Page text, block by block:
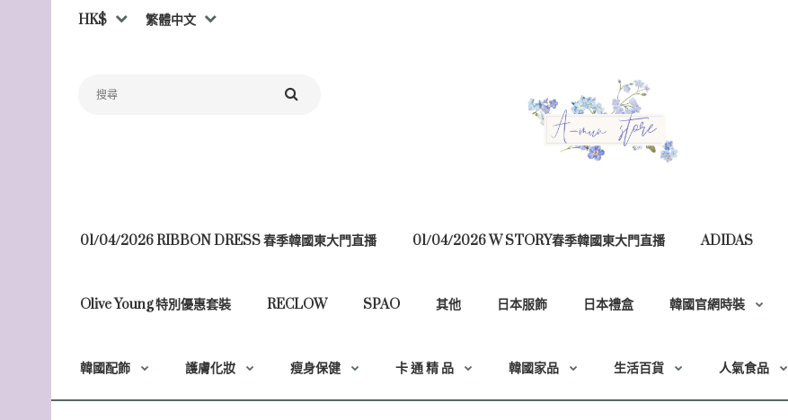
HK$ 繁體中文
01/04/2026 RIBBON DRESS 春季韓國東大門直播 01/04/2026 W STORY春季韓國東大門直播 ADIDAS
Olive Young 特別優惠套裝 RECLOW SPAO 其他 日本服飾 日本禮盒 韓國官網時裝
韓國配飾 護膚化妝 瘦身保健 卡 通 精 品 韓國家品 生活百貨 人氣食品